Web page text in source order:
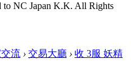
NC Japan K.K. All Rights
流 › 交易大廳 › 收 3服 妖精